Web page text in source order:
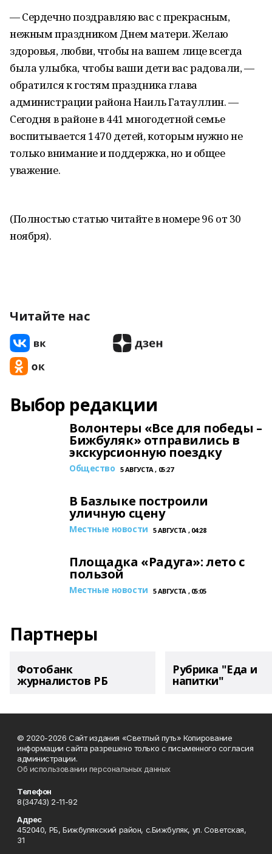
— Сердечно поздравляю вас с прекрасным,
нежным праздником Днем матери. Желаю
здоровья, любви, чтобы на вашем лице всегда
была улыбка, чтобы ваши дети вас радовали, —
обратился к гостям праздника глава
администрации района Наиль Гатауллин. —
Сегодня в районе в 441 многодетной семье
воспитывается 1470 детей, которым нужно не
только внимание и поддержка, но и общее
уважение.
(Полностью статью читайте в номере 96 от 30
ноября).
Читайте нас
Выбор редакции
Волонтеры «Все для победы –
Бижбуляк» отправились в
экскурсионную поездку
Общество 5 АВГУСТА , 05:27
В Базлыке построили
уличную сцену
Местные новости 5 АВГУСТА , 04:28
Площадка «Радуга»: лето с
пользой
Местные новости 5 АВГУСТА , 05:05
Партнеры
Фотобанк
журналистов РБ
Рубрика "Еда и
напитки"
© 2020-2026 Сайт издания «Светлый путь» Копирование
информации сайта разрешено только с письменного согласия
администрации.
Об использовании персональных данных
Телефон
8(34743) 2-11-92
Адрес
452040, РБ, Бижбулякский район, с.Бижбуляк, ул. Советская,
31